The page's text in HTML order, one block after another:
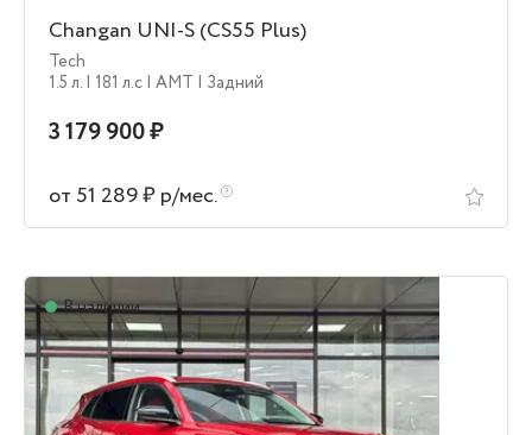
Changan UNI-S (CS55 Plus)
Tech
1.5 л. | 181 л.c | AMT | Задний
3 179 900 ₽
от 51 289 ₽ р/мес.
В наличии